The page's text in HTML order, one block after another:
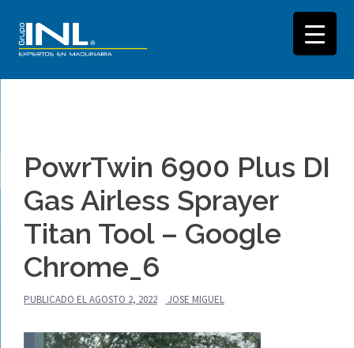
contenidoPowrTwin 6900 Plus DI
Gas Airless Sprayer
Titan Tool – Google
Chrome_6
PUBLICADO ELAGOSTO 2, 2022 JOSE MIGUEL